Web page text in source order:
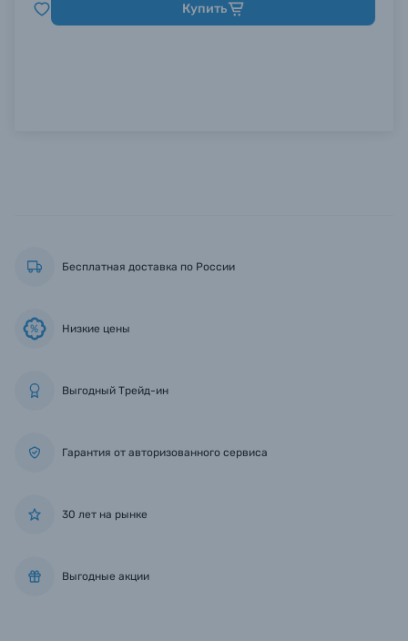
Купить
Бесплатная доставка по России
% Низкие цены
Выгодный Трейд-ин
Гарантия от авторизованного сервиса
30 лет на рынке
Выгодные акции